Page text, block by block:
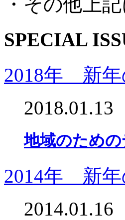
SPECIAL
2018年 新年
2018.01.13
地域のため
2014年 新年
2014.01.16